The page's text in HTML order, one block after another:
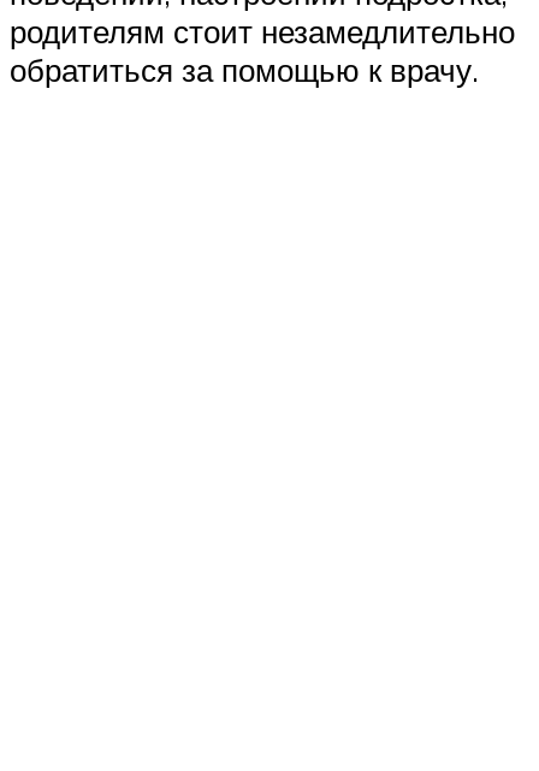
родителям стоит незамедлительно
обратиться за помощью к врачу.